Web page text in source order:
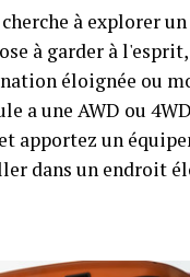
à explorer
à garder à
éloignée ou
a une AWD ou
apportez un
dans un endroit